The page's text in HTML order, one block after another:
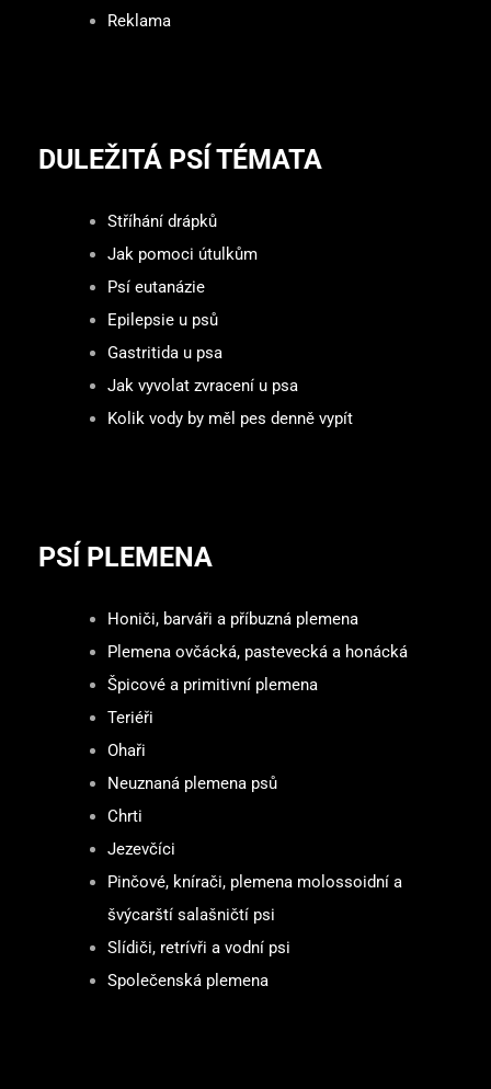
Reklama
DULEŽITÁ PSÍ TÉMATA
Stříhání drápků
Jak pomoci útulkům
Psí eutanázie
Epilepsie u psů
Gastritida u psa
Jak vyvolat zvracení u psa
Kolik vody by měl pes denně vypít
PSÍ PLEMENA
Honiči, barváři a příbuzná plemena
Plemena ovčácká, pastevecká a honácká
Špicové a primitivní plemena
Teriéři
Ohaři
Neuznaná plemena psů
Chrti
Jezevčíci
Pinčové, knírači, plemena molossoidní a
švýcarští salašničtí psi
Slídiči, retrívři a vodní psi
Společenská plemena